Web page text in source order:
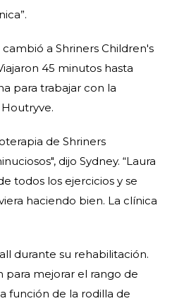
a Shriners Children's
45 minutos hasta
para trabajar con la
de Shriners
dijo Sydney. “Laura
todos los ejercicios y se
haciendo bien. La clínica
durante su rehabilitación.
para mejorar el rango de
función de la rodilla de